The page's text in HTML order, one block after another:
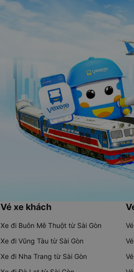
Vé xe khách
Xe đi Buôn Mê Thuột từ Sài Gòn
Xe đi Vũng Tàu từ Sài Gòn
Xe đi Nha Trang từ Sài Gòn